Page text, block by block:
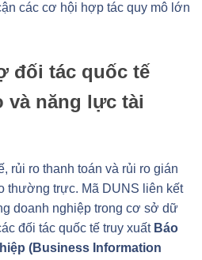
các cơ hội hợp tác quy mô lớn
đối tác quốc tế
và năng lực tài
rủi ro thanh toán và rủi ro gián
thường trực. Mã DUNS liên kết
doanh nghiệp trong cơ sở dữ
đối tác quốc tế truy xuất Báo
(Business Information